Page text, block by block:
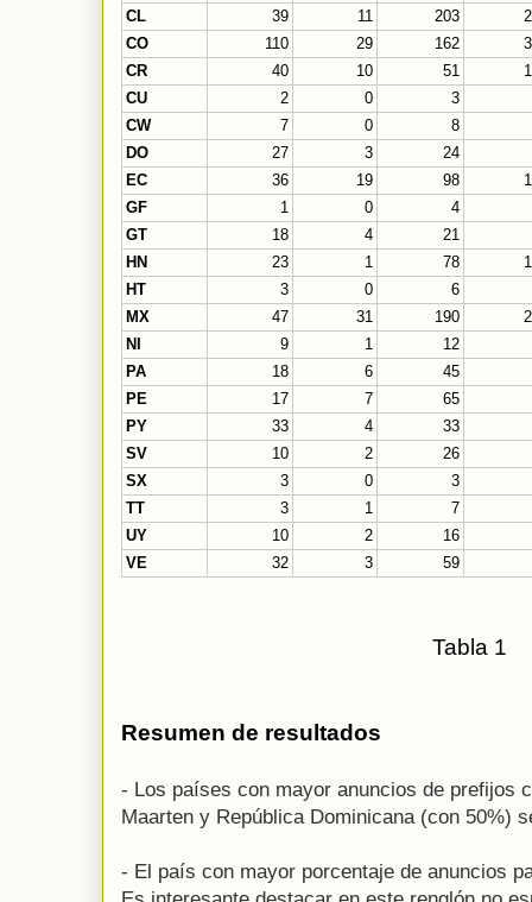
CL
39 11 203
CO
110 29 162
CR
40 10 51
CU
2 0
3
CW
7 0
8
DO
27 3
24
EC
36 19 98
GF
1 0
4
GT
18 4
21
HN
23 1 78
HT
3 0
6
MX
47 31 190
NI
9 1
12
PA
18 6
45
PE
17 7
65
PY
33 4
33
SV
10 2
26
SX
3 0
3
TT
3 1
7
UY
10 2
16
VE
32 3 59
Tabla 1
Resumen de resultados
- Los países con mayor anuncios de prefijos
Maarten y República Dominicana (con 50%)
- El país con mayor porcentaje de anuncios